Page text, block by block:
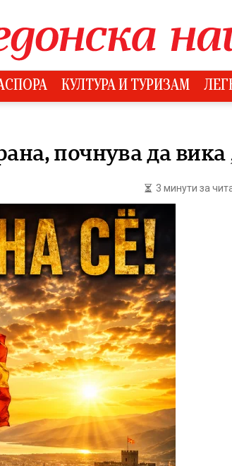
КУЛТУРА И ТУРИЗАМ
почнува да
3 минути за